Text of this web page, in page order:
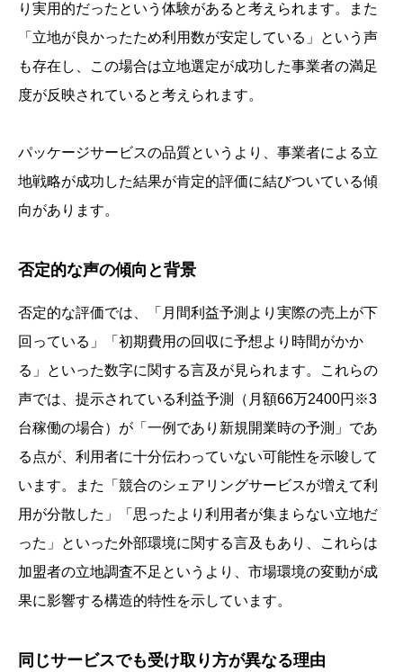
り実用的だったという体験があると考えられます。また
「立地が良かったため利用数が安定している」という声
も存在し、この場合は立地選定が成功した事業者の満足
度が反映されていると考えられます。
パッケージサービスの品質というより、事業者による立
地戦略が成功した結果が肯定的評価に結びついている傾
向があります。
否定的な声の傾向と背景
否定的な評価では、「月間利益予測より実際の売上が下
回っている」「初期費用の回収に予想より時間がかか
る」といった数字に関する言及が見られます。これらの
声では、提示されている利益予測（月額66万2400円※3
台稼働の場合）が「一例であり新規開業時の予測」であ
る点が、利用者に十分伝わっていない可能性を示唆して
います。また「競合のシェアリングサービスが増えて利
用が分散した」「思ったより利用者が集まらない立地だ
った」といった外部環境に関する言及もあり、これらは
加盟者の立地調査不足というより、市場環境の変動が成
果に影響する構造的特性を示しています。
同じサービスでも受け取り方が異なる理由